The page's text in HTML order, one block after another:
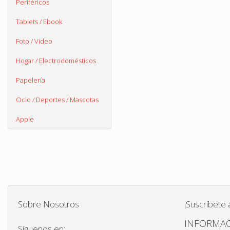
Periféricos
Tablets / Ebook
Foto / Video
Hogar / Electrodomésticos
Papelería
Ocio / Deportes / Mascotas
Apple
Sobre Nosotros